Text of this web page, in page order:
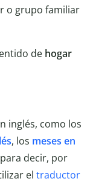
o grupo familiar
de hogar
inglés, como los
, los meses en
decir, por
el traductor